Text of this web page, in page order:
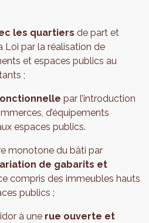
les quartiers de part et
Loi par la réalisation de
et espaces publics au
;
par l’introduction
d’équipements
espaces publics.
monotone du bâti par
de gabarits et
compris des immeubles hauts
publics ;
à une rue ouverte et